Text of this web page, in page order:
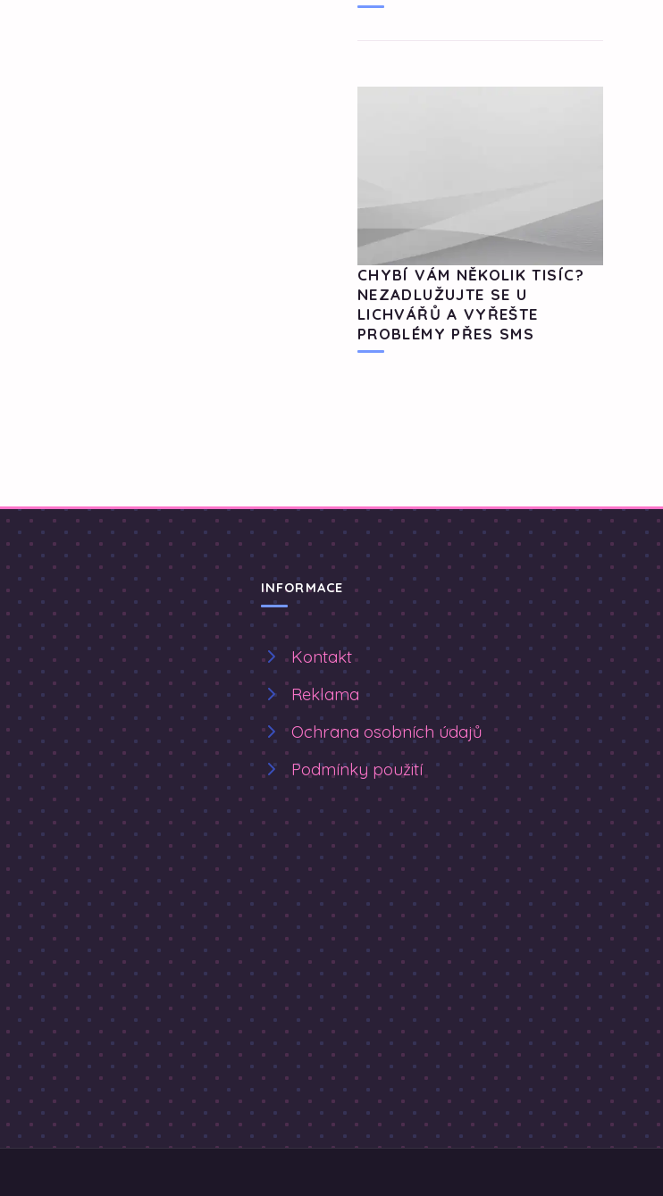
CHYBÍ VÁM NĚKOLIK TISÍC?
NEZADLUŽUJTE SE U
LICHVÁŘŮ A VYŘEŠTE
PROBLÉMY PŘES SMS
INFORMACE
Kontakt
Reklama
Ochrana osobních údajů
Podmínky použití